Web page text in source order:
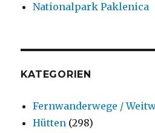
Nationalpark Paklenica
KATEGORIEN
Fernwanderwege /
Hütten (298)